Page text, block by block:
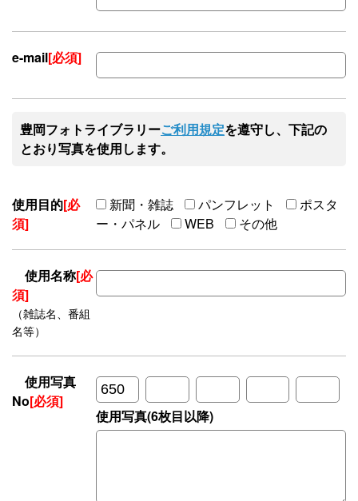
e-mail[必須]
豊岡フォトライブラリーご利用規定を遵守し、下記の
とおり写真を使用します。
使用目的[必
須]
新聞・雑誌 パンフレット
ポスタ
ー・パネル
WEB その他
使用名称[必
須]
（雑誌名、番組
名等）
使用写真
No[必須]
使用写真(6枚目以降)